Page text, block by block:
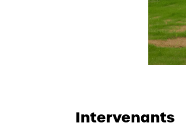
Intervenants